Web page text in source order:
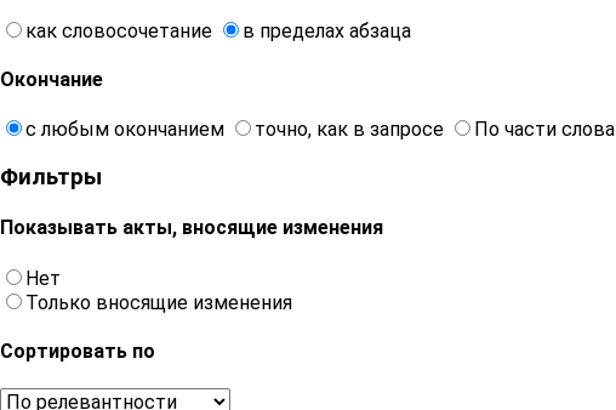
как словосочетание в пределах абзаца
Окончание
с любым окончанием точно, как в запросе По части слова
Фильтры
Показывать акты, вносящие изменения
Нет
Только вносящие изменения
Сортировать по